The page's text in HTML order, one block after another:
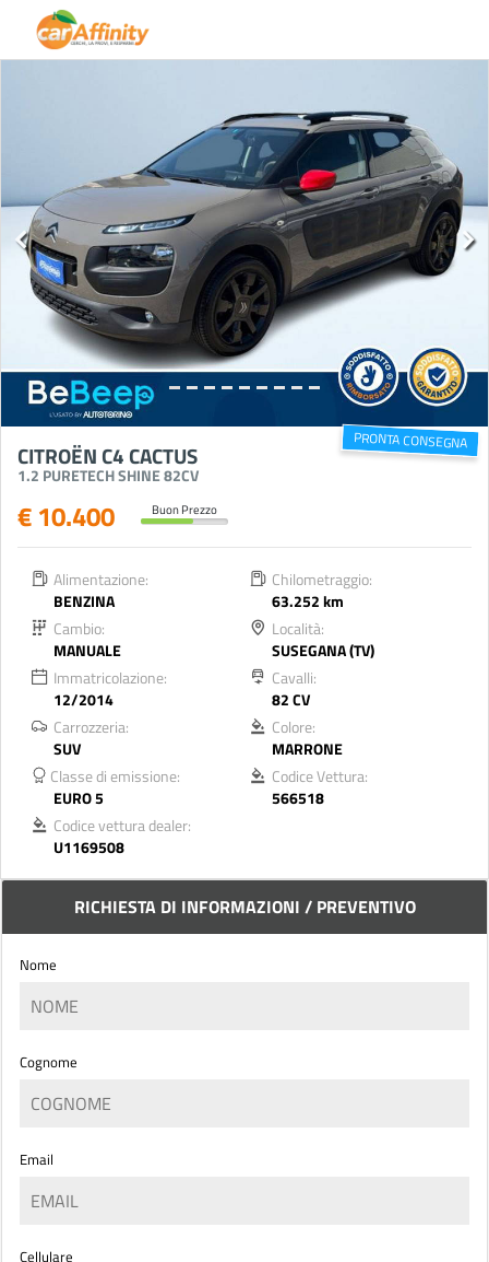
PRONTA CONSEGNA
CITROËN C4 CACTUS
1.2 PURETECH SHINE 82CV
€ 10.400 Buon Prezzo
Alimentazione:
BENZINA
Chilometraggio:
63.252 km
Cambio:
MANUALE
Località:
SUSEGANA (TV)
Immatricolazione:
12/2014
Cavalli:
82 CV
Carrozzeria:
SUV
Colore:
MARRONE
Classe di emissione:
EURO 5
Codice Vettura:
566518
Codice vettura dealer:
U1169508
RICHIESTA DI INFORMAZIONI / PREVENTIVO
Nome
Cognome
Email
Cellulare